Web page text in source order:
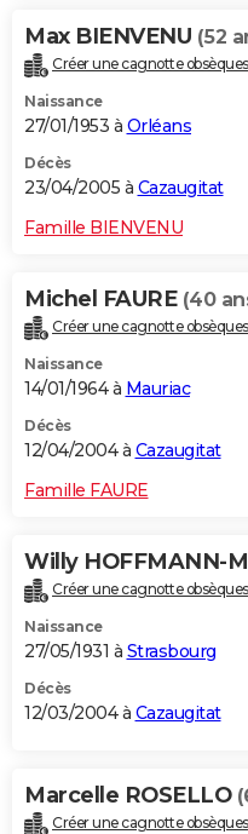
Max BIENVENU (52
Créer une cagnotte obsèques
Naissance
27/01/1953 à Orléans
Décès
23/04/2005 à Cazaugitat
Famille BIENVENU
Michel FAURE (40
Créer une cagnotte obsèques
Naissance
14/01/1964 à Mauriac
Décès
12/04/2004 à Cazaugitat
Famille FAURE
Willy HOFFMANN-
Créer une cagnotte obsèques
Naissance
27/05/1931 à Strasbourg
Décès
12/03/2004 à Cazaugitat
Marcelle ROSELLO
Créer une cagnotte obsèques